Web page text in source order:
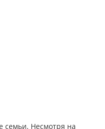
семьи. Несмотря на